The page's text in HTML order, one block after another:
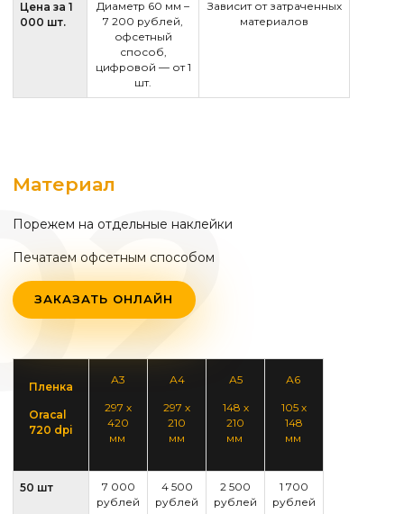
Цена за 1
000 шт.
Диаметр 60 мм –
7 200 рублей,
офсетный
способ,
цифровой — от 1
шт.
Зависит от затраченных
материалов
Материал
Порежем на отдельные наклейки
Печатаем офсетным способом
ЗАКАЗАТЬ ОНЛАЙН
Пленка
Oracal
720 dpi
А3
297 х
420
мм
А4
297 х
210
мм
А5
148 х
210
мм
А6
105 х
148
мм
50 шт
7 000
рублей
4 500
рублей
2 500
рублей
1 700
рублей